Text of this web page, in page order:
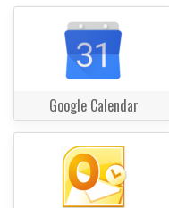
Google Calendar